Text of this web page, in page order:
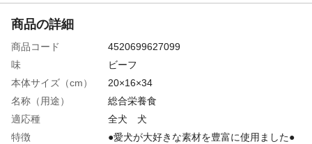
商品の詳細
商品コード
4520699627099
味
ビーフ
本体サイズ（cm）
20×16×34
名称（用途）
総合栄養食
適応種
全犬 犬
特徴
●愛犬が大好きな素材を豊富に使用ました●